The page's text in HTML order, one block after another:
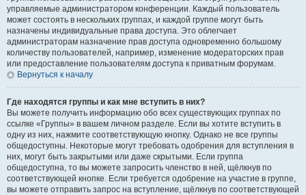
управляемые администратором конференции. Каждый пользователь
может состоять в нескольких группах, и каждой группе могут быть
назначены индивидуальные права доступа. Это облегчает
администраторам назначение прав доступа одновременно большому
количеству пользователей, например, изменение модераторских прав
или предоставление пользователям доступа к приватным форумам.
Вернуться к началу
Где находятся группы и как мне вступить в них?
Вы можете получить информацию обо всех существующих группах по
ссылке «Группы» в вашем личном разделе. Если вы хотите вступить в
одну из них, нажмите соответствующую кнопку. Однако не все группы
общедоступны. Некоторые могут требовать одобрения для вступления в
них, могут быть закрытыми или даже скрытыми. Если группа
общедоступна, то вы можете запросить членство в ней, щёлкнув по
соответствующей кнопке. Если требуется одобрение на участие в группе,
вы можете отправить запрос на вступление, щёлкнув по соответствующей